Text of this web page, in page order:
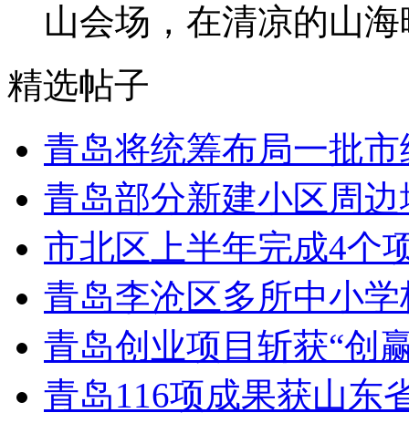
山会场，在清凉的山
精选帖子
青岛将统筹布局一批市
青岛部分新建小区周
市北区上半年完成4个
青岛李沧区多所中小
青岛创业项目斩获“创
青岛116项成果获山东